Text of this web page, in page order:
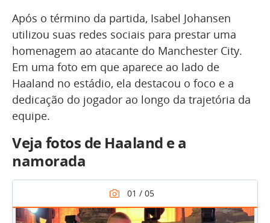
Após o término da partida, Isabel Johansen
utilizou suas redes sociais para prestar uma
homenagem ao atacante do Manchester City.
Em uma foto em que aparece ao lado de
Haaland no estádio, ela destacou o foco e a
dedicação do jogador ao longo da trajetória da
equipe.
Veja fotos de Haaland e a
namorada